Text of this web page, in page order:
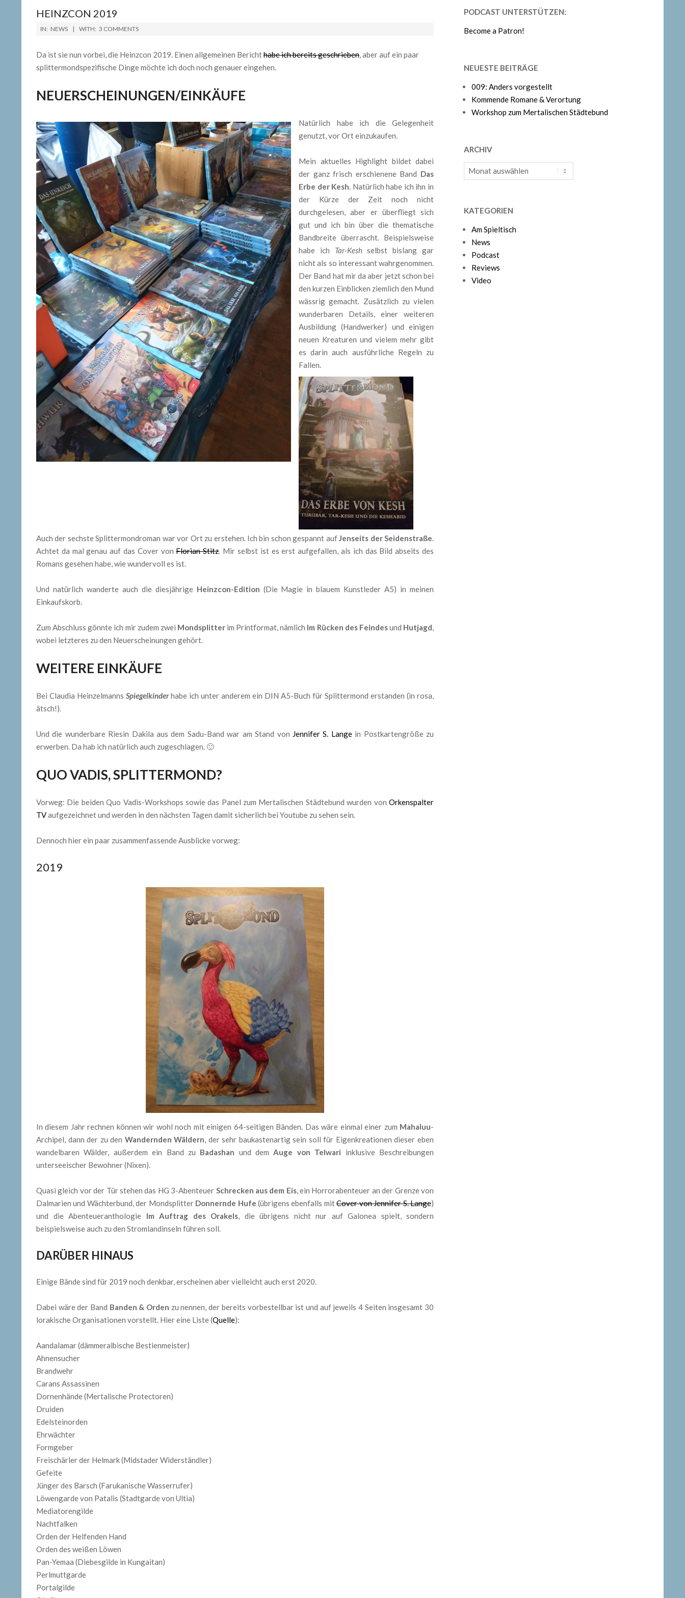
HEINZCON 2019
2019-
12
IN: NEWS WITH: 3 COMMENTS
Da ist sie nun vorbei, die Heinzcon 2019. Einen allgemeinen Berichthabe ich bereits geschrieben, aber auf ein paar
splittermondspezifische Dinge möchte ich doch noch genauer eingehen.
NEUERSCHEINUNGEN/EINKÄUFE
Natürlich habe ich die Gelegenheit
genutzt, vor Ort einzukaufen.
Mein aktuelles Highlight bildet dabei
der ganz frisch erschienene Band Das
Erbe der Kesh. Natürlich habe ich ihn in
der Kürze der Zeit noch nicht
durchgelesen, aber er überfliegt sich
gut und ich bin über die thematische
Bandbreite überrascht. Beispielsweise
habe ich Tar-Keshselbst bislang gar
nicht als so interessant wahrgenommen.
Der Band hat mir da aber jetzt schon bei
den kurzen Einblicken ziemlich den Mund
wässrig gemacht. Zusätzlich zu vielen
wunderbaren Details, einer weiteren
Ausbildung (Handwerker) und einigen
neuen Kreaturen und vielem mehr gibt
es darin auch ausführliche Regeln zu
Fallen.
Auch der sechste Splittermondroman war vor Ort zu erstehen. Ich bin schon gespannt aufJenseits der Seidenstraße.
Achtet da mal genau auf das Cover vonFlorian Stitz. Mir selbst ist es erst aufgefallen, als ich das Bild abseits des
Romans gesehen habe, wie wundervoll es ist.
Und natürlich wanderte auch die diesjährige Heinzcon-Edition (Die Magie in blauem Kunstleder A5) in meinen
Einkaufskorb.
Zum Abschluss gönnte ich mir zudem zwei Mondsplitterim Printformat, nämlich Im Rücken des Feindesund Hutjagd,
wobei letzteres zu den Neuerscheinungen gehört.
WEITERE EINKÄUFE
Bei Claudia Heinzelmanns Spiegelkinder habe ich unter anderem ein DIN A5-Buch für Splittermond erstanden (in rosa,
ätsch!).
Und die wunderbare Riesin Dakila aus dem Sadu-Band war am Stand von Jennifer S. Langein Postkartengröße zu
erwerben. Da hab ich natürlich auch zugeschlagen. 🙂
QUO VADIS, SPLITTERMOND?
Vorweg: Die beiden Quo Vadis-Workshops sowie das Panel zum Mertalischen Städtebund wurden von Orkenspalter
TVaufgezeichnet und werden in den nächsten Tagen damit sicherlich bei Youtube zu sehen sein.
Dennoch hier ein paar zusammenfassende Ausblicke vorweg:
2019
In diesem Jahr rechnen können wir wohl noch mit einigen 64-seitigen Bänden. Das wäre einmal einer zum Mahaluu-
Archipel, dann der zu den Wandernden Wäldern, der sehr baukastenartig sein soll für Eigenkreationen dieser eben
wandelbaren Wälder, außerdem ein Band zu Badashan und demAuge von Telwari inklusive Beschreibungen
unterseeischer Bewohner (Nixen).
Quasi gleich vor der Tür stehen das HG 3-Abenteuer Schrecken aus dem Eis, ein Horrorabenteuer an der Grenze von
Dalmarien und Wächterbund, der Mondsplitter Donnernde Hufe (übrigens ebenfalls mitCover von Jennifer S. Lange)
und die Abenteueranthologie Im Auftrag des Orakels, die übrigens nicht nur auf Galonea spielt, sondern
beispielsweise auch zu den Stromlandinseln führen soll.
DARÜBER HINAUS
Einige Bände sind für 2019 noch denkbar, erscheinen aber vielleicht auch erst 2020.
Dabei wäre der Band Banden & Orden zu nennen, der bereits vorbestellbar ist und auf jeweils 4 Seiten insgesamt 30
lorakische Organisationen vorstellt. Hier eine Liste (Quelle):
Aandalamar (dämmeralbische Bestienmeister)
Ahnensucher
Brandwehr
Carans Assassinen
Dornenhände (Mertalische Protectoren)
Druiden
Edelsteinorden
Ehrwächter
Formgeber
Freischärler der Helmark (Midstader Widerständler)
Gefeite
Jünger des Barsch (Farukanische Wasserrufer)
Löwengarde von Patalis (Stadtgarde von Ultia)
Mediatorengilde
Nachtfalken
Orden der Helfenden Hand
Orden des weißen Löwen
Pan-Yemaa (Diebesgilde in Kungaitan)
Perlmuttgarde
Portalgilde
PODCAST UNTERSTÜTZEN:
Become a Patron!
NEUESTE BEITRÄGE
009: Anders vorgestellt
Kommende Romane & Verortung
Workshop zum Mertalischen Städtebund
ARCHIV
Archiv
KATEGORIEN
Am Spieltisch
News
Podcast
Reviews
Video